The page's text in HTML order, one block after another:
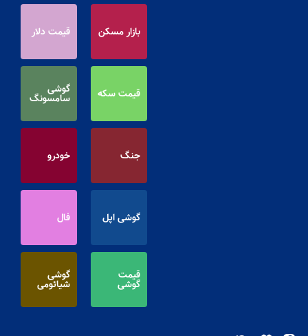
بازار مسکن قیمت دلار
قیمت سکه گوشی
سامسونگ
جنگ خودرو
گوشی اپل فال
قیمت
گوشی
گوشی
شیائومی